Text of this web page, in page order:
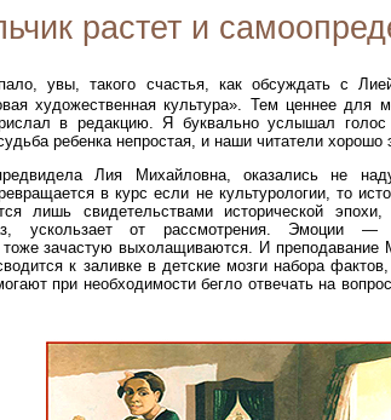
растет и
увы, такого счастья, как обсуждать с
художественная культура». Тем ценнее для
в редакцию. Я буквально услышал голос
ребенка непростая, и наши читатели хорошо
Лия Михайловна, оказались не
в курс если не культурологии, то
лишь свидетельствами исторической
ускользает от рассмотрения. Эмоции —
зачастую выхолащиваются. И преподавание
к заливке в детские мозги набора
при необходимости бегло отвечать на